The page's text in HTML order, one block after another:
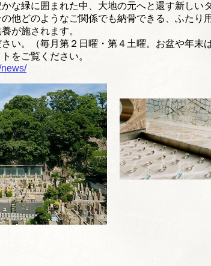
な緑に囲まれた中、大地の元へと還す新しい
他どのようなご関係でも納骨できる、ふたり
が施されます。
い。（毎月第２日曜・第４土曜。お盆や年末
をご覧ください。